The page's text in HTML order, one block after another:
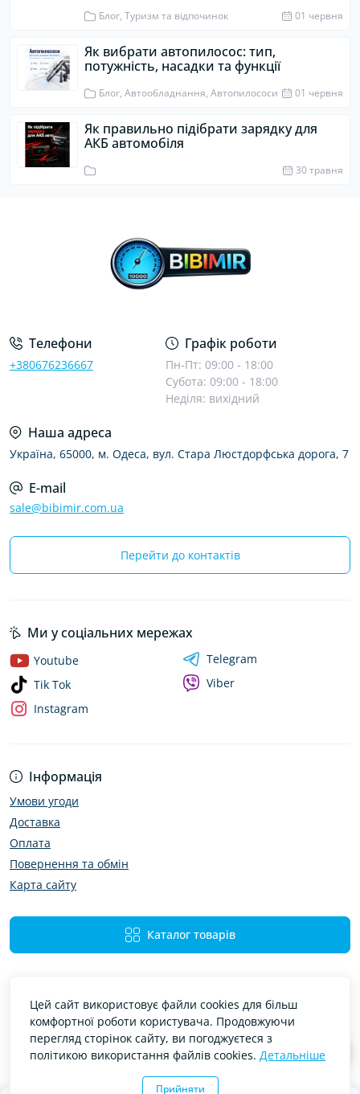
Блог, Туризм та відпочинок 01 червня
Як вибрати автопилосос: тип,
потужність, насадки та функції
Блог, Автообладнання, Автопилососи 01 червня
Як правильно підібрати зарядку для
АКБ автомобіля
30 травня
Телефони
+380676236667
Графік роботи
Пн-Пт: 09:00 - 18:00
Субота: 09:00 - 18:00
Неділя: вихідний
Наша адреса
Україна, 65000, м. Одеса, вул. Стара Люстдорфська дорога, 7
E-mail
sale@bibimir.com.ua
Перейти до контактів
Інформація
Умови угоди
Доставка
Оплата
Повернення та обмін
Карта сайту
Каталог товарів
Ми у соціальних мережах
Youtube
Tik Tok
Instagram
Telegram
Viber
Bibimir — автотовари та аксесуари © 2026
Цей сайт використовує файли cookies для більш
комфортної роботи користувача. Продовжуючи
перегляд сторінок сайту, ви погоджуєтеся з
політикою використання файлів cookies. Детальніше
Прийняти